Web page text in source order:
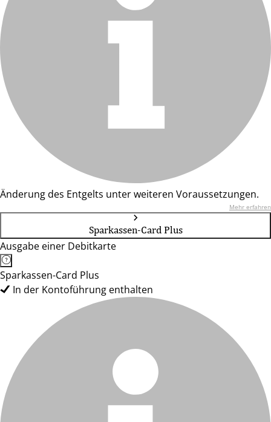
Änderung des Entgelts unter weiteren Voraussetzungen.
Mehr erfahren
Sparkassen-Card Plus
Ausgabe einer Debitkarte
Sparkassen-Card Plus
In der Kontoführung enthalten